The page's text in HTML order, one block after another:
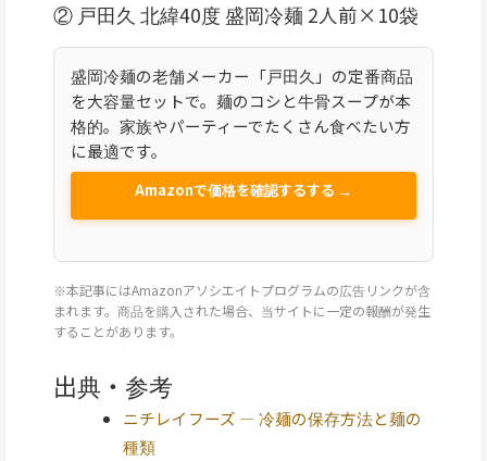
② 戸田久 北緯40度 盛岡冷麺 2人前×10袋
盛岡冷麺の老舗メーカー「戸田久」の定番商品
を大容量セットで。麺のコシと牛骨スープが本
格的。家族やパーティーでたくさん食べたい方
に最適です。
Amazonで価格を確認するする →
※本記事にはAmazonアソシエイトプログラムの広告リンクが含
まれます。商品を購入された場合、当サイトに一定の報酬が発生
することがあります。
出典・参考
ニチレイフーズ — 冷麺の保存方法と麺の
種類